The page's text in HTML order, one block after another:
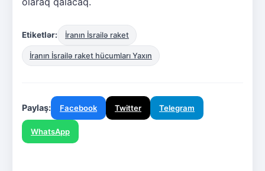
Etiketlər: İranın İsrailə raket
İranın İsrailə raket hücumları Yaxın
Paylaş: Facebook Twitter Telegram
WhatsApp